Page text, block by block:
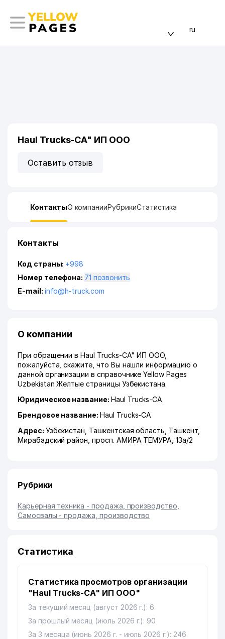
ru
Haul Trucks-CA" ИП ООО
Оставить отзыв
КонтактыО компанииРубрикиСтатистика
Контакты
Код страны: +998
Номер телефона:
71 позвонить
E-mail: info@h-truck.com
О компании
При обращении в Haul Trucks-CA" ИП ООО,
пожалуйста, скажите, что Вы нашли информацию о
данной организации в справочнике Yellow Pages
Uzbekistan Желтые страницы Узбекистана.
Юридическое название: Haul Trucks-CA
Брендовое название: Haul Trucks-CA
Адрес: Узбекистан, Ташкентская область Ташкент,
Мирабадский район ,просп. АМИРА ТЕМУРА , 13а/2
Рубрики
Карьерная техника - продажа, производство
Самосвалы - продажа, производство
Статистика
Статистика просмотров организации
"Haul Trucks-CA" ИП ООО"
За текущий месяц (август 2026 г.): 6
За прошлый месяц (июль 2026 г.): 90
За 3 месяца (июнь 2026 г. - июль 2026 г.): 246